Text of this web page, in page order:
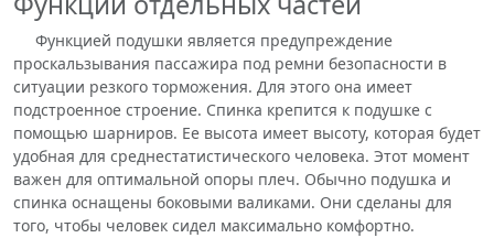
Функцией подушки является предупреждение
проскальзывания пассажира под ремни безопасности в
ситуации резкого торможения. Для этого она имеет
подстроенное строение. Спинка крепится к подушке с
помощью шарниров. Ее высота имеет высоту, которая будет
удобная для среднестатистического человека. Этот момент
важен для оптимальной опоры плеч. Обычно подушка и
спинка оснащены боковыми валиками. Они сделаны для
того, чтобы человек сидел максимально комфортно.